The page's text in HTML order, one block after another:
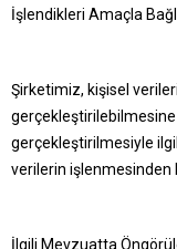
İşlendikleri Amaçla
Şirketimiz, kişisel
gerçekleştirilmesiyle
verilerin işlenmesinden
İlgili Mevzuatta